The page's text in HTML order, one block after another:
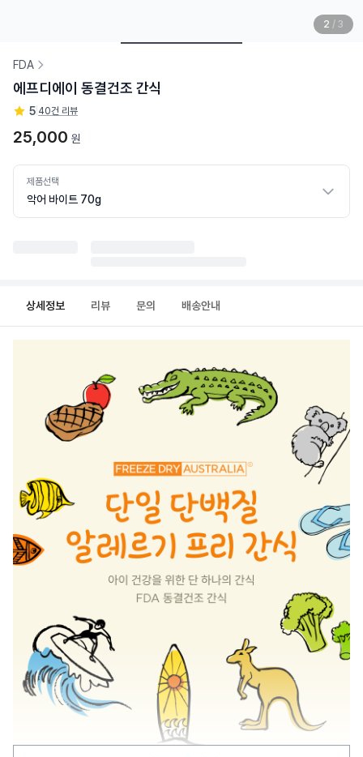
2 / 3
FDA
에프디에이 동결건조 간식
5 40건 리뷰
25,000 원
제품선택
악어 바이트 70g
상세정보 리뷰 문의 배송안내